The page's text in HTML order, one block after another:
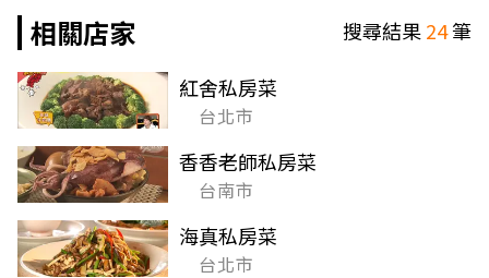
相關店家 搜尋結果24筆
紅舍私房菜
台北市
香香老師私房菜
台南市
海真私房菜
台北市